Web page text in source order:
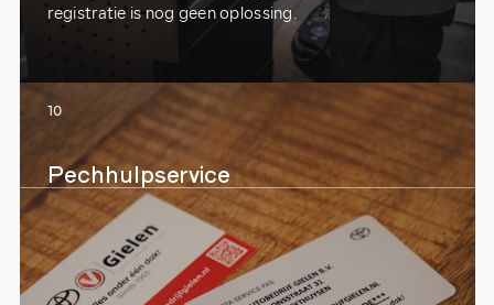
registratie is nog geen oplossing.
10
Pechhulpservice